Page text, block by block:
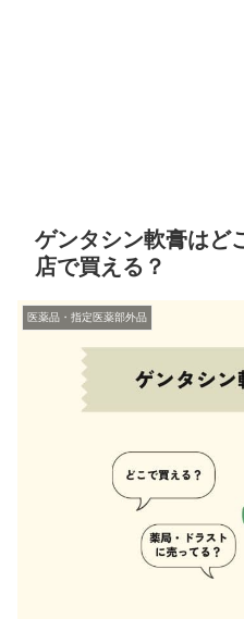
ゲンタシン軟膏はど
店で買える？
医薬品・指定医薬部外品